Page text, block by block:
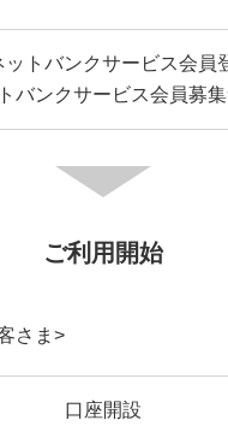
ットバンクサービス会員
バンクサービス会員募集
ご利用開始
さま>
口座開設